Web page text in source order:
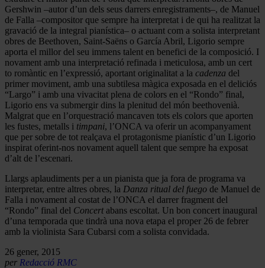
Gershwin –autor d’un dels seus darrers enregistraments–, de Manuel
de Falla –compositor que sempre ha interpretat i de qui ha realitzat la
gravació de la integral pianística– o actuant com a solista interpretant
obres de Beethoven, Saint-Saëns o García Abril, Ligorio sempre
aporta el millor del seu immens talent en benefici de la composició. I
novament amb una interpretació refinada i meticulosa, amb un cert
to romàntic en l’expressió, aportant originalitat a la cadenza del
primer moviment, amb una subtilesa màgica exposada en el deliciós
“Largo” i amb una vivacitat plena de colors en el “Rondo” final,
Ligorio ens va submergir dins la plenitud del món beethovenià.
Malgrat que en l’orquestració mancaven tots els colors que aporten
les fustes, metalls i timpani, l’ONCA va oferir un acompanyament
que per sobre de tot realçava el protagonisme pianístic d’un Ligorio
inspirat oferint-nos novament aquell talent que sempre ha exposat
d’alt de l’escenari.
Llargs aplaudiments per a un pianista que ja fora de programa va
interpretar, entre altres obres, la Danza ritual del fuego de Manuel de
Falla i novament al costat de l’ONCA el darrer fragment del
“Rondo” final del Concertabans escoltat. Un bon concert inaugural
d’una temporada que tindrà una nova etapa el proper 26 de febrer
amb la violinista Sara Cubarsi com a solista convidada.
26 gener, 2015
per Redacció RMC